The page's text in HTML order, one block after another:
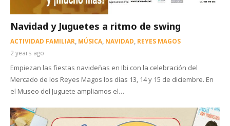
Navidad y Juguetes a ritmo de swing
ACTIVIDAD FAMILIAR MÚSICA, NAVIDAD REYES MAGOS
2 years ago
Empiezan las fiestas navideñas en Ibi con la celebración del
Mercado de los Reyes Magos los días 13, 14 y 15 de diciembre. En
el Museo del Juguete ampliamos el…